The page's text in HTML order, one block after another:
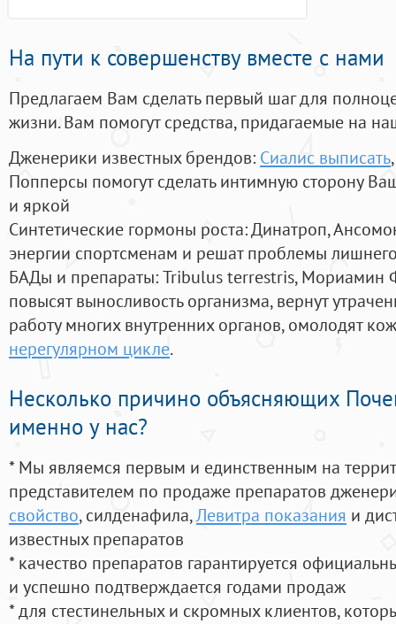
На пути к совершенству вместе с нами
Предлагаем Вам сделать первый шаг для
жизни. Вам помогут средства, придагаемые на
Дженерики известных брендов: Сиалис выписать
Попперсы помогут сделать интимную сторону
и яркой
Синтетические гормоны роста: Динатроп,
энергии спортсменам и решат проблемы
БАДы и препараты:Tribulus terrestris, Мориамин
повысят выносливость организма, вернут
работу многих внутренних органов, омолодят
нерегулярном цикле.
Несколько причино объясняющих
именно у нас?
* Мы являемся первым и единственным на
представителем по продаже препаратов
свойство, силденафила,Левитра показания и
известных препаратов
* качество препаратов гарантируется
и успешно подтверждается годами продаж
* для стестинельных и скромных клиентов,